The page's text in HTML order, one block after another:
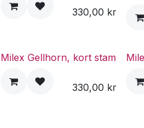
330,00 kr
Milex Gellhorn, kort stam
330,00 kr